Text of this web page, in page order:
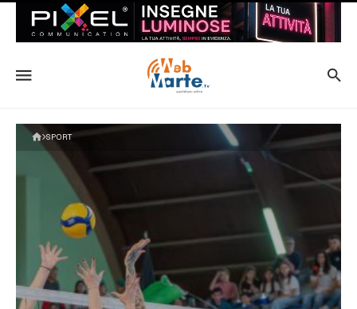
SPORT